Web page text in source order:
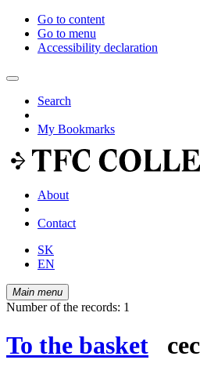
Go to content
Go to menu
Accessibility declaration
Search
My Bookmarks
About
Contact
SK
EN
Main menu
Number of the records: 1
To the basket